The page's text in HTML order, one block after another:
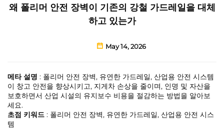
왜 폴리머 안전 장벽이 기존의 강철 가드레일을 대체
하고 있는가
May 14, 2026
메타 설명 : 폴리머 안전 장벽, 유연한 가드레일, 산업용 안전 시스템
이 창고 안전을 향상시키고, 지게차 손상을 줄이며, 인명 및 자산을
보호하면서 산업 시설의 유지보수 비용을 절감하는 방법을 알아보
세요.
초점 키워드 : 폴리머 안전 장벽, 유연한 가드레일, 산업용 안전 시스
템